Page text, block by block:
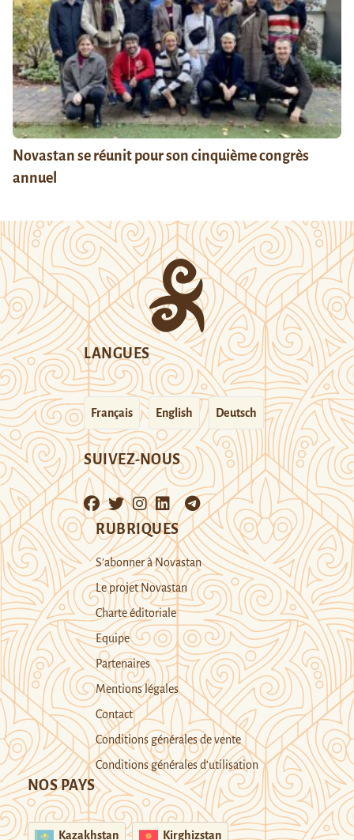
Novastan se réunit pour son cinquième congrès
annuel
LANGUES
Français English Deutsch
SUIVEZ-NOUS
RUBRIQUES
S’abonner à Novastan
Le projet Novastan
Charte éditoriale
Equipe
Partenaires
Mentions légales
Contact
Conditions générales de vente
Conditions générales d’utilisation
NOS PAYS
Kazakhstan Kirghizstan